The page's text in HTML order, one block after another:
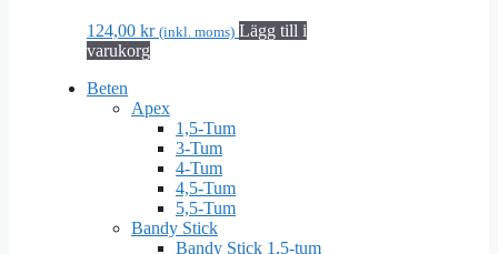
124,00 kr (inkl. moms) Lägg till i
varukorg
Beten
Apex
1,5-Tum
3-Tum
4-Tum
4,5-Tum
5,5-Tum
Bandy Stick
Bandy Stick 1,5-tum